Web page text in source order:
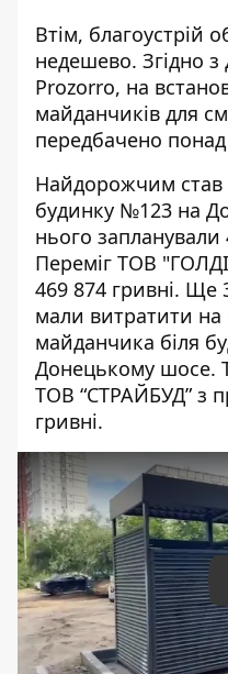
Втім, благоустрій
недешево. Згідно
Prozorro, на
майданчиків для
передбачено
Найдорожчим став
будинку №123 на
нього запланували
Переміг ТОВ
469 874 гривні. Ще
мали витратити
майданчика біля
Донецькому шосе.
ТОВ “СТРАЙБУД”з
гривні.